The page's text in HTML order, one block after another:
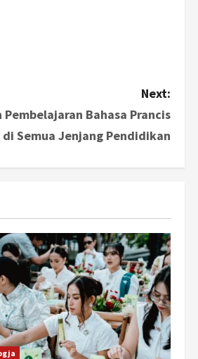
Next:
Bahasa Prancis
di Semua Jenjang Pendidikan